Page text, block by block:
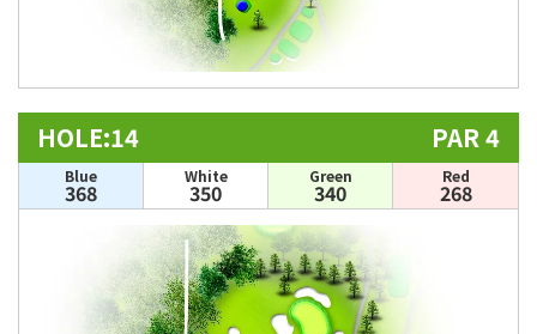
HOLE:14 PAR 4
Blue
368
White
350
Green
340
Red
268